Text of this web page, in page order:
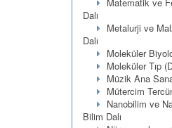
Matematik ve
Dalı
Metalurji ve
Dalı
Moleküler
Moleküler Tıp
Müzik Ana
Mütercim
Nanobilim ve
Bilim Dalı